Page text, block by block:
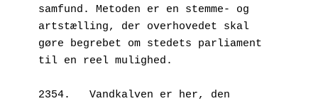
samfund. Metoden er en stemme- og
artstælling, der overhovedet skal
gøre begrebet om stedets parliament
til en reel mulighed.
2354.   Vandkalven er her, den